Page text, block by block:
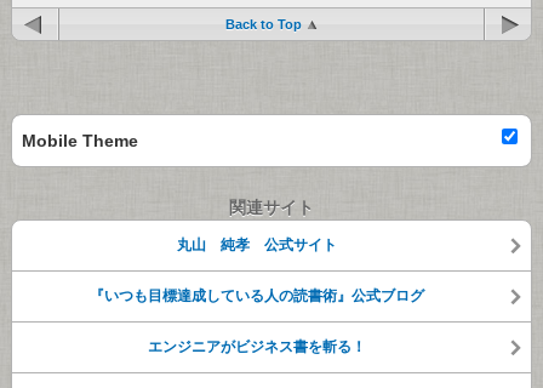
Back to Top
Mobile Theme
関連サイト
丸山 純孝 公式サイト
『いつも目標達成している人の読書術』公式ブログ
エンジニアがビジネス書を斬る！